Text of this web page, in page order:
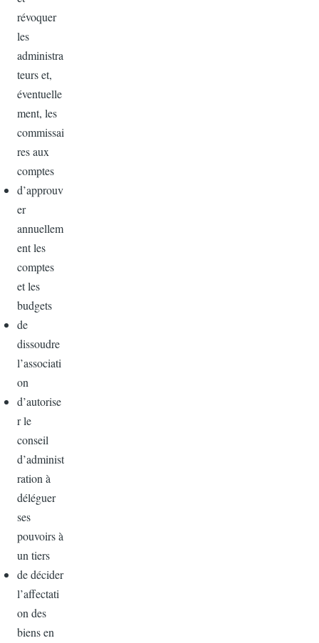
révoquer
les
administra
teurs et,
éventuelle
ment, les
commissai
res aux
comptes
d’approuv
er
annuellem
ent les
comptes
et les
budgets
de
dissoudre
l’associati
on
d’autorise
r le
conseil
d’administ
ration à
déléguer
ses
pouvoirs à
un tiers
de décider
l’affectati
on des
biens en